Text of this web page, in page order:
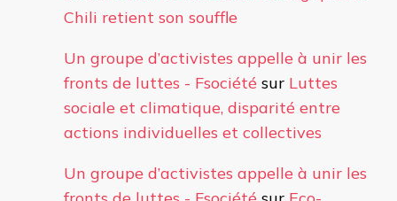
Chili retient son souffle
Un groupe d’activistes appelle à unir les
fronts de luttes - Fsociété sur Luttes
sociale et climatique, disparité entre
actions individuelles et collectives
Un groupe d’activistes appelle à unir les